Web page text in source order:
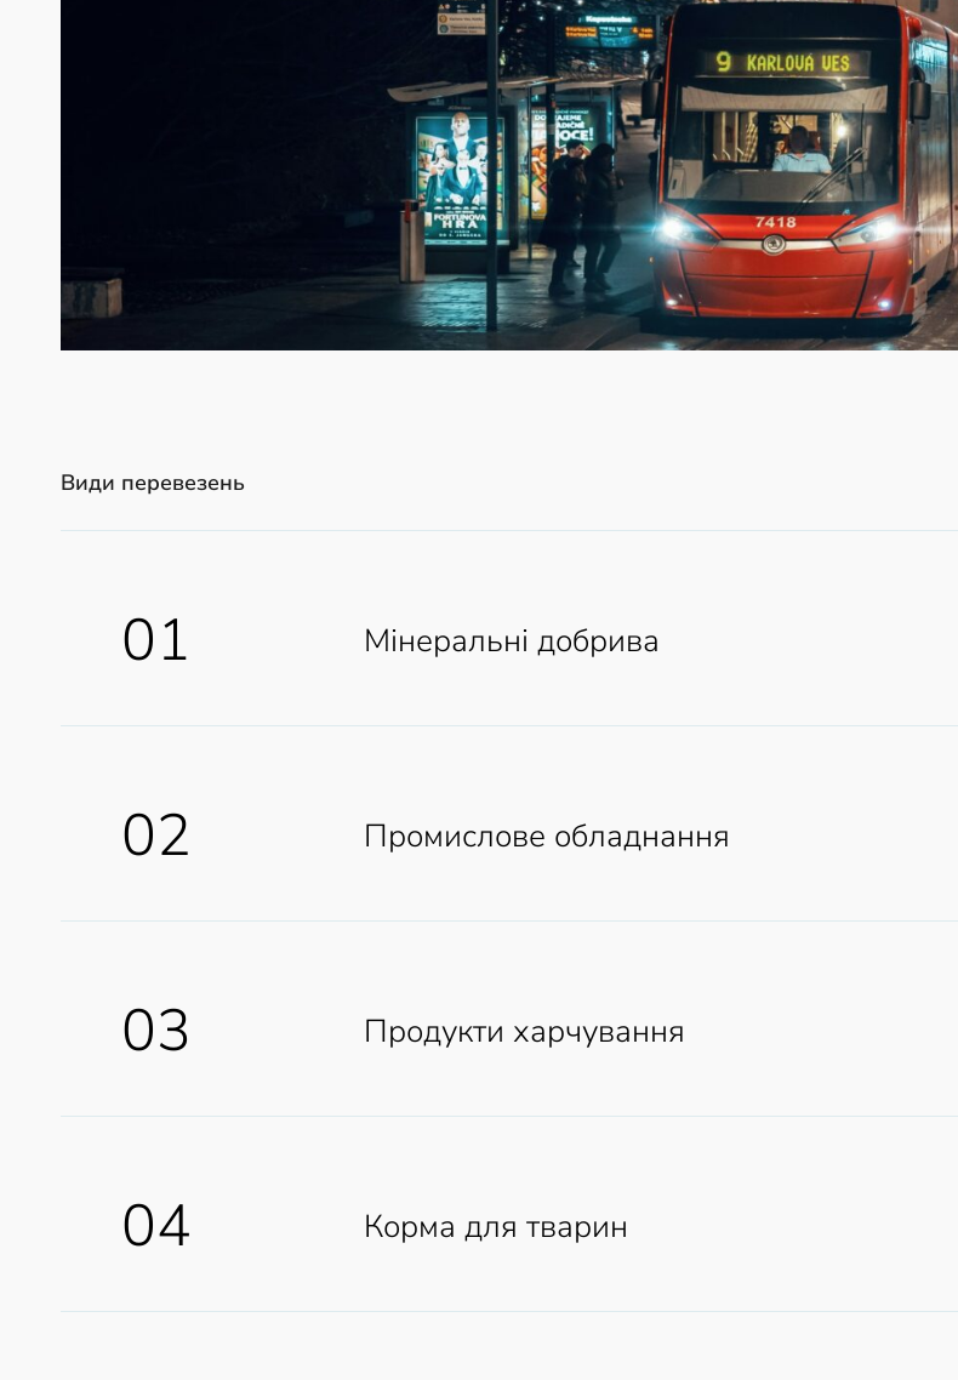
Види перевезень
01 Мінеральні добрива
02 Промислове обладнання
03 Продукти харчування
04 Корма для тварин